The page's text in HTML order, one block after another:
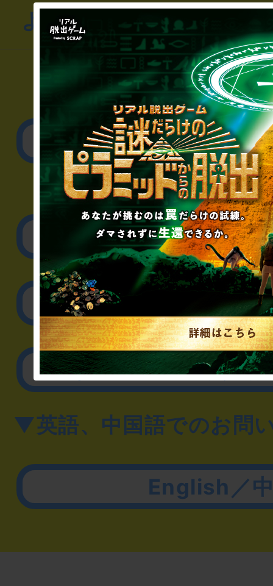
よくあるお問い合わせ
▼一般のお客様
公演内容、チケット
▼企業／法人の方
リアル脱出ゲーム制作
取材に関するお
その他のご相談／
▼英語、中国語でのお問
English／